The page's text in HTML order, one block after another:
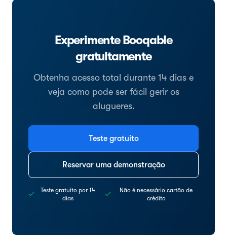
Experimente Booqable
gratuitamente
Obtenha acesso total durante 14 dias e
veja como pode ser fácil gerir os
alugueres.
Teste gratuito
Reservar uma demonstração
Teste gratuito por 14
dias
Não é necessário cartão de
crédito